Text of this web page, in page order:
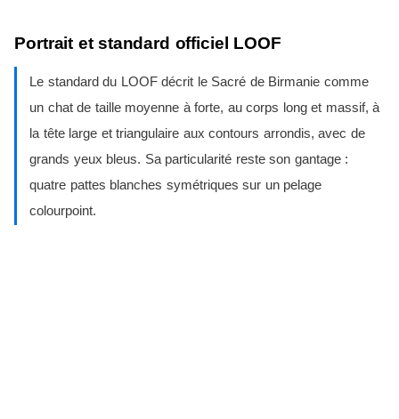
Portrait et standard officiel LOOF
Le standard du LOOF décrit le Sacré de Birmanie comme
un chat de taille moyenne à forte, au corps long et massif, à
la tête large et triangulaire aux contours arrondis, avec de
grands yeux bleus. Sa particularité reste son gantage :
quatre pattes blanches symétriques sur un pelage
colourpoint.